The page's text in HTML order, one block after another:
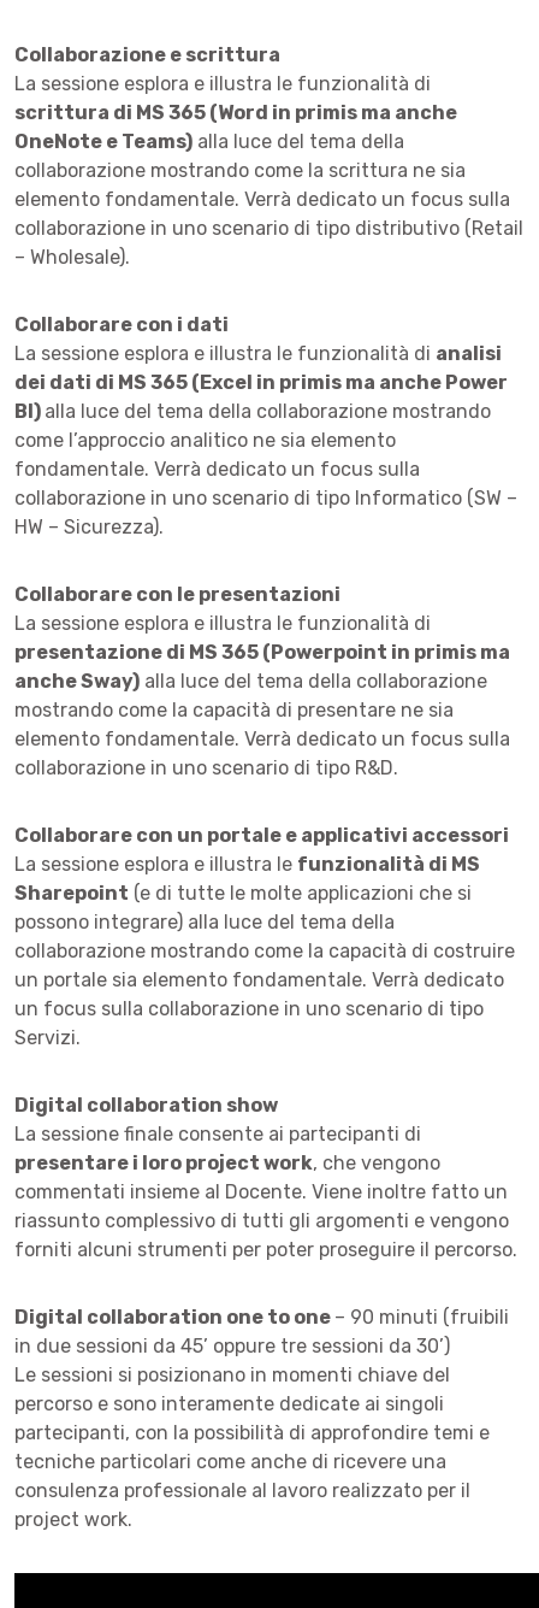
Collaborazione e scrittura
La sessione esplora e illustra le funzionalità di
scrittura di MS 365 (Word in primis ma anche
OneNote e Teams) alla luce del tema della
collaborazione mostrando come la scrittura ne sia
elemento fondamentale. Verrà dedicato un focus sulla
collaborazione in uno scenario di tipo distributivo (Retail
– Wholesale).
Collaborare con i dati
La sessione esplora e illustra le funzionalità di analisi
dei dati di MS 365 (Excel in primis ma anche Power
BI) alla luce del tema della collaborazione mostrando
come l’approccio analitico ne sia elemento
fondamentale. Verrà dedicato un focus sulla
collaborazione in uno scenario di tipo Informatico (SW –
HW – Sicurezza).
Collaborare con le presentazioni
La sessione esplora e illustra le funzionalità di
presentazione di MS 365 (Powerpoint in primis ma
anche Sway) alla luce del tema della collaborazione
mostrando come la capacità di presentare ne sia
elemento fondamentale. Verrà dedicato un focus sulla
collaborazione in uno scenario di tipo R&D.
Collaborare con un portale e applicativi accessori
La sessione esplora e illustra le funzionalità di MS
Sharepoint (e di tutte le molte applicazioni che si
possono integrare) alla luce del tema della
collaborazione mostrando come la capacità di costruire
un portale sia elemento fondamentale. Verrà dedicato
un focus sulla collaborazione in uno scenario di tipo
Servizi.
Digital collaboration show
La sessione finale consente ai partecipanti di
presentare i loro project work, che vengono
commentati insieme al Docente. Viene inoltre fatto un
riassunto complessivo di tutti gli argomenti e vengono
forniti alcuni strumenti per poter proseguire il percorso.
Digital collaboration one to one – 90 minuti (fruibili
in due sessioni da 45’ oppure tre sessioni da 30’)
Le sessioni si posizionano in momenti chiave del
percorso e sono interamente dedicate ai singoli
partecipanti, con la possibilità di approfondire temi e
tecniche particolari come anche di ricevere una
consulenza professionale al lavoro realizzato per il
project work.